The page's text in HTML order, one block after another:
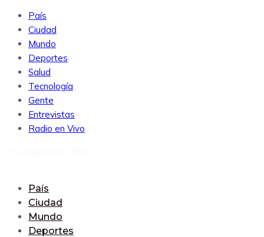
País
Ciudad
Mundo
Deportes
Salud
Tecnología
Gente
Entrevistas
Radio en Vivo
País
Ciudad
Mundo
Deportes